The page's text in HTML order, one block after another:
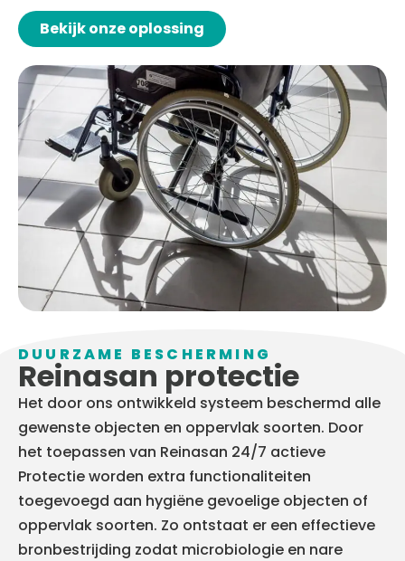
Bekijk onze oplossing
DUURZAME BESCHERMING
Reinasan protectie
Het door ons ontwikkeld systeem beschermd alle
gewenste objecten en oppervlak soorten. Door
het toepassen van Reinasan 24/7 actieve
Protectie worden extra functionaliteiten
toegevoegd aan hygiëne gevoelige objecten of
oppervlak soorten. Zo ontstaat er een effectieve
bronbestrijding zodat microbiologie en nare